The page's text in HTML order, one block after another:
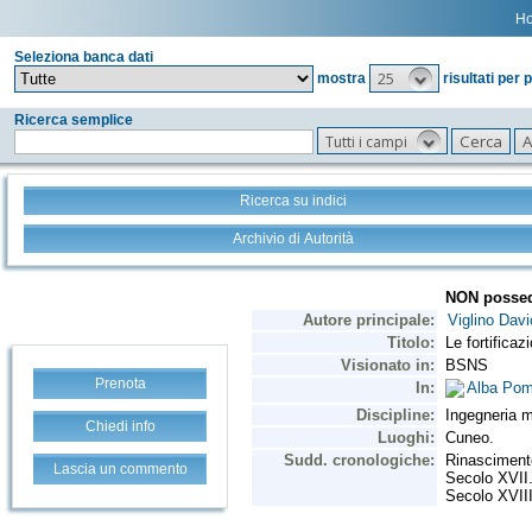
Seleziona banca dati
mostra
25 risultati per
Ricerca semplice
Tutti i campi
Ricerca su indici
Archivio di Autorità
Prenota
Chiedi info
Lascia un commento